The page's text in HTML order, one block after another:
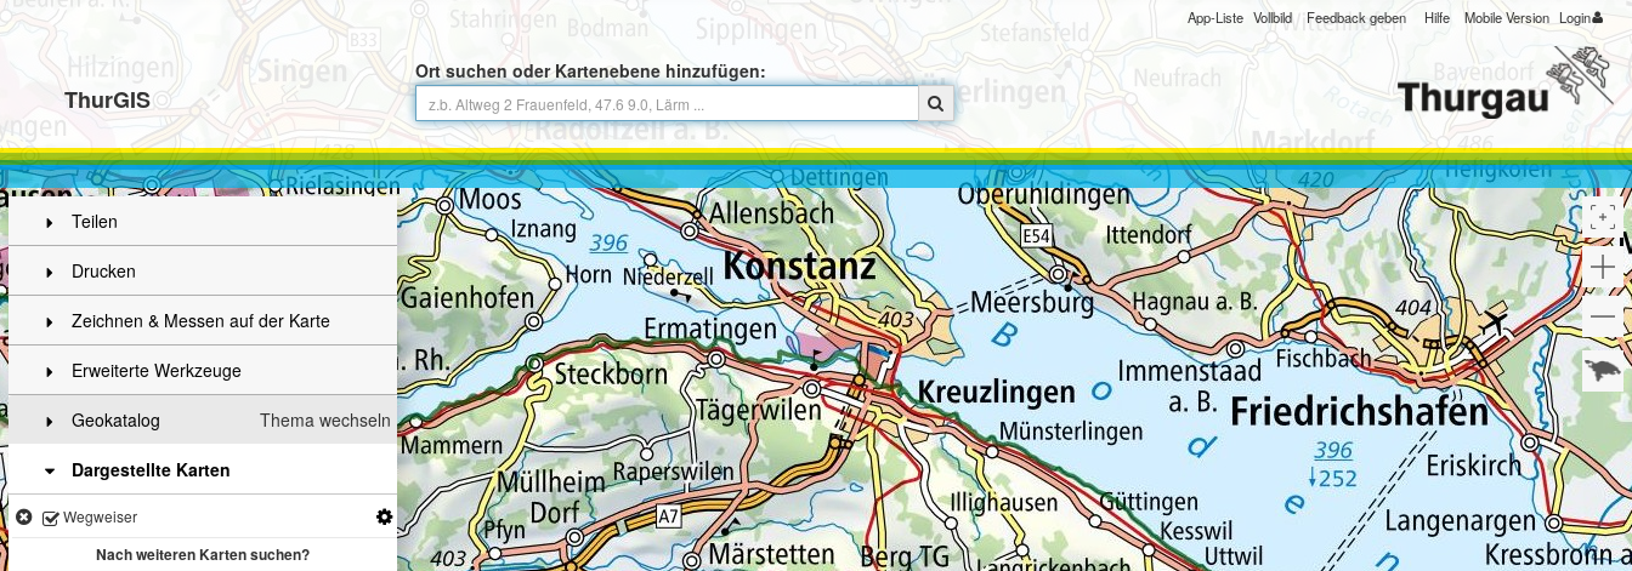
ThurGIS
Ort suchen oder Kartenebene hinzufügen:
App-Liste Vollbild Feedback geben Hilfe Mobile Version Login
Teilen
Drucken
Zeichnen & Messen auf der Karte
Erweiterte Werkzeuge
Thema wechseln
Geokatalog
Dargestellte Karten
Wegweiser
Nach weiteren Karten suchen?